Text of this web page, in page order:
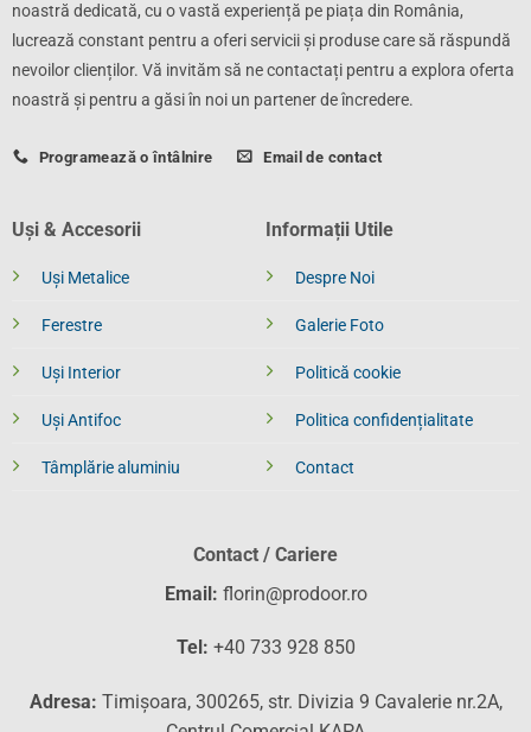
noastră dedicată, cu o vastă experiență pe piața din România,
lucrează constant pentru a oferi servicii și produse care să răspundă
nevoilor clienților. Vă invităm să ne contactați pentru a explora oferta
noastră și pentru a găsi în noi un partener de încredere.
Programează o întâlnire Email de contact
Uși & Accesorii
Uși Metalice
Ferestre
Uși Interior
Uși Antifoc
Tâmplărie aluminiu
Informații Utile
Despre Noi
Galerie Foto
Politică cookie
Politica confidențialitate
Contact
Contact / Cariere
Email: florin@prodoor.ro
Tel: +40 733 928 850
Adresa: Timișoara, 300265, str. Divizia 9 Cavalerie nr.2A,